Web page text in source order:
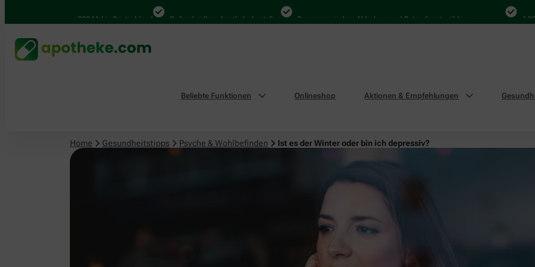
4.000 Mal in Deutschland Online bei Ihrer Apotheke bestellen Bequem zwischen Abholung und Botendienst wählen 4.000
Beliebte Funktionen Onlineshop Aktionen & Empfehlungen
Home Gesundheitstipps Psyche & Wohlbefinden Ist es der Winter oder bin ich depressiv?
Psyche & Wohlbefinden